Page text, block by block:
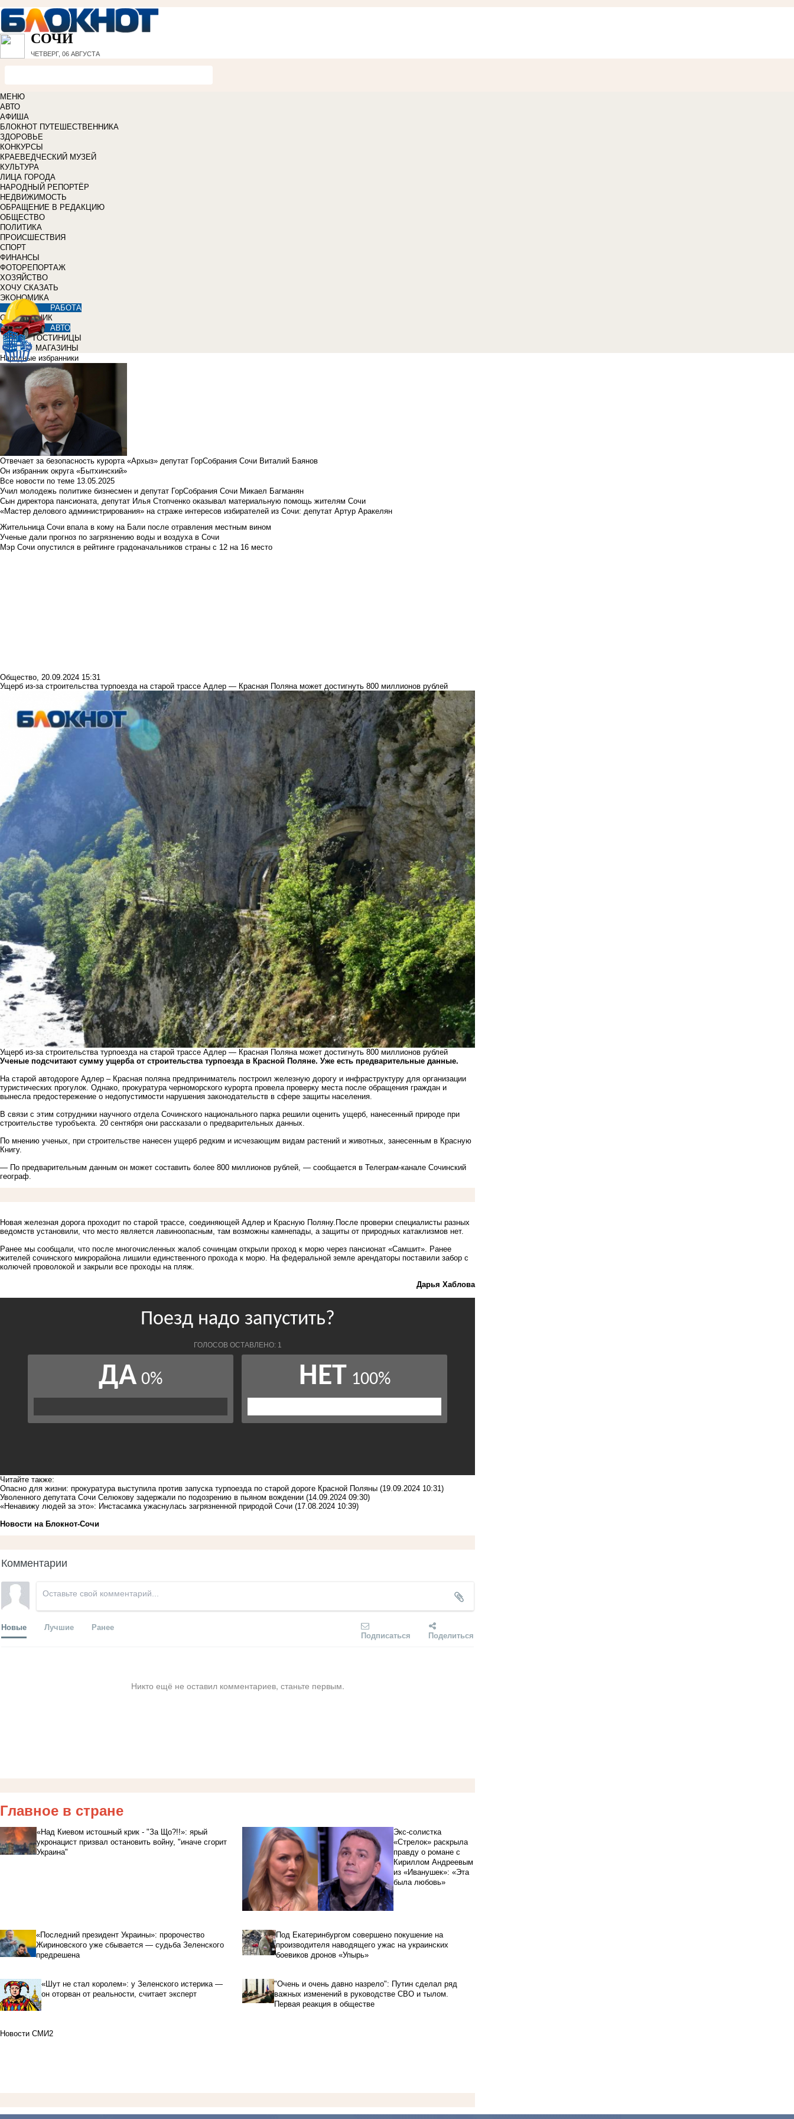
СОЧИ
ЧЕТВЕРГ, 06 АВГУСТА
МЕНЮ
АВТО
АФИША
БЛОКНОТ ПУТЕШЕСТВЕННИКА
ЗДОРОВЬЕ
КОНКУРСЫ
КРАЕВЕДЧЕСКИЙ МУЗЕЙ
КУЛЬТУРА
ЛИЦА ГОРОДА
НАРОДНЫЙ РЕПОРТЁР
НЕДВИЖИМОСТЬ
ОБРАЩЕНИЕ В РЕДАКЦИЮ
ОБЩЕСТВО
ПОЛИТИКА
ПРОИСШЕСТВИЯ
СПОРТ
ФИНАНСЫ
ФОТОРЕПОРТАЖ
ХОЗЯЙСТВО
ХОЧУ СКАЗАТЬ
ЭКОНОМИКА
РАБОТА
СПРАВОЧНИК
АВТО
ГОСТИНИЦЫ
МАГАЗИНЫ
Народные избранники
Отвечает за безопасность курорта «Архыз» депутат ГорСобрания Сочи Виталий Баянов
Он избранник округа «Бытхинский»
Все новости по теме 13.05.2025
Учил молодежь политике бизнесмен и депутат ГорСобрания Сочи Микаел Багманян
Сын директора пансионата, депутат Илья Стопченко оказывал материальную помощь жителям Сочи
«Мастер делового администрирования» на страже интересов избирателей из Сочи: депутат Артур Аракелян
Жительница Сочи впала в кому на Бали после отравления местным вином
Ученые дали прогноз по загрязнению воды и воздуха в Сочи
Мэр Сочи опустился в рейтинге градоначальников страны с 12 на 16 место
Общество, 20.09.2024 15:31
Ущерб из-за строительства турпоезда на старой трассе Адлер — Красная Поляна может достигнуть 800 миллионов рублей
Ущерб из-за строительства турпоезда на старой трассе Адлер — Красная Поляна может достигнуть 800 миллионов рублей
Ученые подсчитают сумму ущерба от строительства турпоезда в Красной Поляне. Уже есть предварительные данные.
На старой автодороге Адлер – Красная поляна предприниматель построил железную дорогу и инфраструктуру для организации
туристических прогулок. Однако, прокуратура черноморского курорта провела проверку места после обращения граждан и
вынесла предостережение о недопустимости нарушения законодательств в сфере защиты населения.
В связи с этим сотрудники научного отдела Сочинского национального парка решили оценить ущерб, нанесенный природе при
строительстве туробъекта. 20 сентября они рассказали о предварительных данных.
По мнению ученых, при строительстве нанесен ущерб редким и исчезающим видам растений и животных, занесенным в Красную
Книгу.
— По предварительным данным он может составить более 800 миллионов рублей, — сообщается в Телеграм-канале Сочинский
географ.
Новая железная дорога проходит по старой трассе, соединяющей Адлер и Красную Поляну.После проверки специалисты разных
ведомств установили, что место является лавиноопасным, там возможны камнепады, а защиты от природных катаклизмов нет.
Ранее мы сообщали, что после многочисленных жалоб сочинцам открыли проход к морю через пансионат «Самшит».
Ранее
жителей сочинского микрорайона лишили единственного прохода к морю. На федеральной земле арендаторы поставили забор с
колючей проволокой и закрыли все проходы на пляж.
Дарья Хаблова
Читайте также:
Опасно для жизни: прокуратура выступила против запуска турпоезда по старой дороге Красной Поляны (19.09.2024 10:31)
Уволенного депутата Сочи Селюкову задержали по подозрению в пьяном вождении (14.09.2024 09:30)
«Ненавижу людей за это»: Инстасамка ужаснулась загрязненной природой Сочи (17.08.2024 10:39)
Новости на Блoкнoт-Сочи
Комментарии
Новые Лучшие Ранее
Подписаться Поделиться
Никто ещё не оставил комментариев, станьте первым.
Главное в стране
«Над Киевом истошный крик - "За Що?!!»: ярый
укронацист призвал остановить войну, "иначе сгорит
Украина"
Экс-солистка
«Стрелок» раскрыла
правду о романе с
Кириллом Андреевым
из «Иванушек»: «Эта
была любовь»
«Последний президент Украины»: пророчество
Жириновского уже сбывается — судьба Зеленского
предрешена
Под Екатеринбургом совершено покушение на
производителя наводящего ужас на украинских
боевиков дронов «Упырь»
«Шут не стал королем»: у Зеленского истерика —
он оторван от реальности, считает эксперт
"Очень и очень давно назрело": Путин сделал ряд
важных изменений в руководстве СВО и тылом.
Первая реакция в обществе
Новости СМИ2